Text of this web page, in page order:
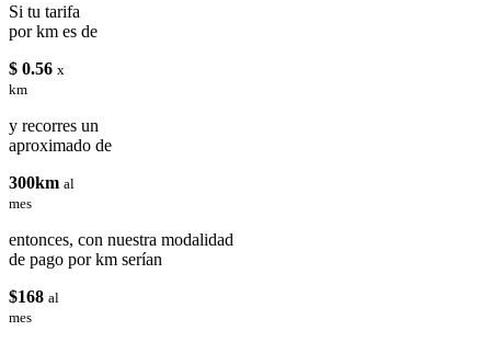
Si tu tarifa
por km es de
$ 0.56 x
km
y recorres un
aproximado de
300km al
mes
entonces, con nuestra modalidad
de pago por km serían
$168 al
mes